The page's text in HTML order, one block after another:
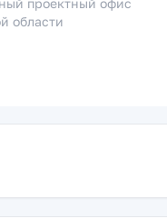
проектный офис
области